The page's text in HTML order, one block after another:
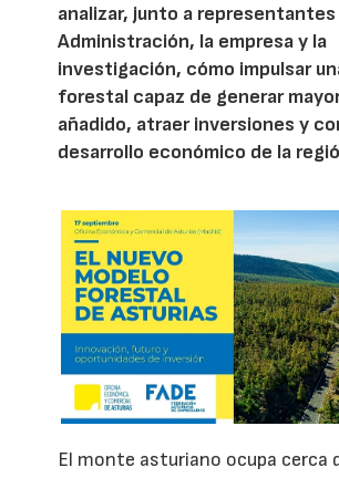
analizar, junto a representantes
Administración, la empresa y la
investigación, cómo impulsar
forestal capaz de generar
añadido, atraer inversiones y
desarrollo económico de la
El monte asturiano ocupa cerca